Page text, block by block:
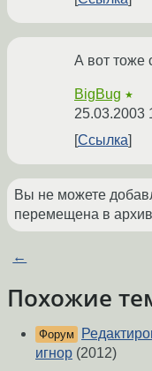
А вот тоже
BigBug ★
25.03.2003
Ссылка
Вы не можете
перемещена в
←
Похожие
Форум
игнор (2012)